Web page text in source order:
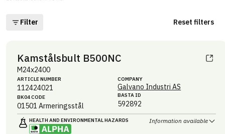
Filter Reset filters
Kamstålsbult B500NC
M24x2400
ARTICLE NUMBER
112424021
BK04 CODE
01501 Armeringsstål
COMPANY
Galvano Industri AS
BASTA ID
592892
HEALTH AND ENVIRONMENTAL HAZARDS Information available